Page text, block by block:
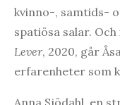
kvinno-, samtids-
spatiösa salar.
Lever, 2020, går
erfarenheter som
Anna Sjödahl, en